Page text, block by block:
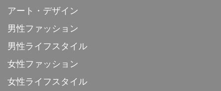
アート・デザイン
男性ファッション
男性ライフスタイル
女性ファッション
女性ライフスタイル